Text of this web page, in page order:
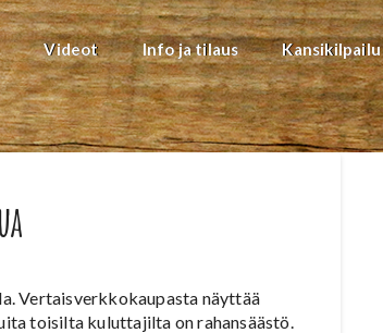
Videot Info ja tilaus Kansikilpailu
Vertaisverkkokaupasta näyttää
toisilta kuluttajilta on rahansäästö.